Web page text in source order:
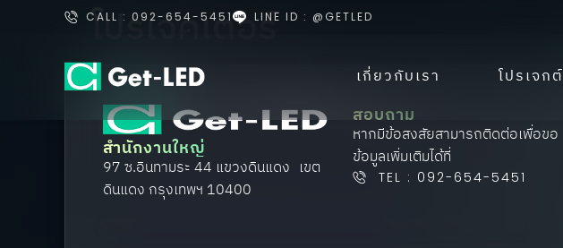
CALL : 092-654-5451 LINE ID : @GETLED
เกี่ยวกับเรา โปรเจกต์
โปรเจคเตอร์
สำนักงานใหญ่
97 ซ.อินทามระ 44 แขวงดินแดง เขต
ดินแดง กรุงเทพฯ 10400
สอบถาม
หากมีข้อสงสัยสามารถติดต่อเพื่อขอ
ข้อมูลเพิ่มเติมได้ที่
TEL : 092-654-5451